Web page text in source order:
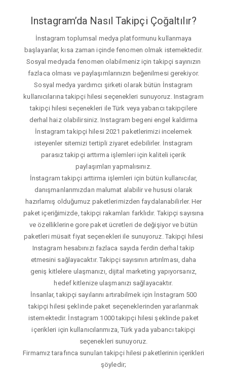
Instagram’da Nasıl Takipçi Çoğaltılır?
İnstagram toplumsal medya platformunu kullanmaya
başlayanlar, kısa zaman içinde fenomen olmak istemektedir.
Sosyal medyada fenomen olabilmeniz için takipçi sayınızın
fazlaca olması ve paylaşımlarınızın beğenilmesi gerekiyor.
Sosyal medya yardımcı şirketi olarak bütün İnstagram
kullanıcılarına takipçi hilesi seçenekleri sunuyoruz. Instagram
takipçi hilesi seçenekleri ile Türk veya yabancı takipçilere
derhal haiz olabilirsiniz. Instagram begeni engel kaldirma
İnstagram takipçi hilesi 2021 paketlerimizi incelemek
isteyenler sitemizi tertipli ziyaret edebilirler. İnstagram
parasız takipçi arttırma işlemleri için kaliteli içerik
paylaşımları yapmalısınız.
İnstagram takipçi arttirma işlemleri için bütün kullanıcılar,
danışmanlarımızdan malumat alabilir ve hususi olarak
hazırlamış olduğumuz paketlerimizden faydalanabilirler. Her
paket içeriğimizde, takipçi rakamları farklıdır. Takipçi sayısına
ve özelliklerine gore paket ücretleri de değişiyor ve bütün
paketleri müsait fiyat seçenekleri ile sunuyoruz. Takipçi hilesi
Instagram hesabınızı fazlaca sayıda ferdin derhal takip
etmesini sağlayacaktır. Takipçi sayısının artırılması, daha
geniş kitlelere ulaşmanızı, dijital marketing yapıyorsanız,
hedef kitlenize ulaşmanızı sağlayacaktır.
İnsanlar, takipçi sayılarını artırabilmek için İnstagram 500
takipçi hilesi şeklinde paket seçeneklerinden yararlanmak
istemektedir. İnstagram 1000 takipçi hilesi şeklinde paket
içerikleri için kullanıcılarımıza, Türk yada yabancı takipçi
seçenekleri sunuyoruz.
Firmamız tarafınca sunulan takipçi hilesi paketlerinin içerikleri
şöyledir;